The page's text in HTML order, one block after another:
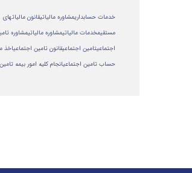
خدمات حسابداریمشاوره مالیاتیقانون مالیاتهای
مستقیمخدمات مالیاتیمشاوره مالياتيمشاوره
اجتماعیتامین اجتماعیقانون تامین اجتماعیاخذ
حساب تامین اجتماعیانجام کلیه امور بیمه